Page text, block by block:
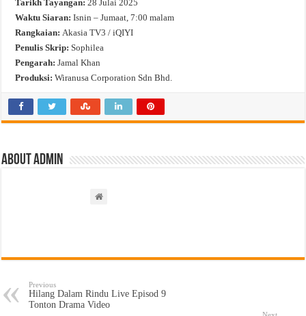
Tarikh Tayangan: 28 Julai 2025
Waktu Siaran: Isnin – Jumaat, 7:00 malam
Rangkaian: Akasia TV3 / iQIYI
Penulis Skrip: Sophilea
Pengarah: Jamal Khan
Produksi: Wiranusa Corporation Sdn Bhd.
About admin
Previous
Hilang Dalam Rindu Live Episod 9
Tonton Drama Video
Next